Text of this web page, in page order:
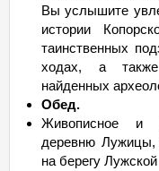
Вы услышите
истории
таинственных
ходах, а
найденных
Обед.
Живописное и
деревню Лужицы,
на берегу